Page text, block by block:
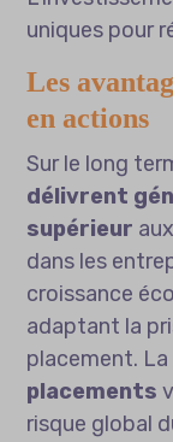
uniques pour
Les
en actions
Sur le long
délivrent
supérieur
dans les
croissance
adaptant la
placement. La
placements
risque global